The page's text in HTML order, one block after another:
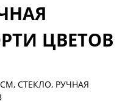
ЦВЕТОВ
СТЕКЛО, РУЧНАЯ